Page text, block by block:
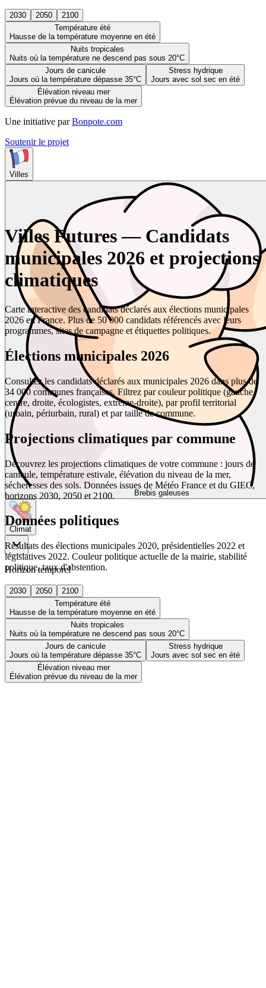
2030 2050
2100
Température été
Hausse de la température moyenne en été
Nuits tropicales
Nuits où la température ne descend pas sous 20°C
Jours de canicule
Jours où la température dépasse 35°C
Stress hydrique
Jours avec sol sec en été
Élévation niveau mer
Élévation prévue du niveau de la mer
Une initiative par Bonpote.com
Soutenir le projet
Villes
Brebis galeuses
Climat
Horizon temporel
2030 2050
2100
Température été
Hausse de la température moyenne en été
Nuits tropicales
Nuits où la température ne descend pas sous 20°C
Jours de canicule
Jours où la température dépasse 35°C
Stress hydrique
Jours avec sol sec en été
Élévation niveau mer
Élévation prévue du niveau de la mer
Villes Futures — Candidats
municipales 2026 et projections
climatiques
Carte interactive des candidats déclarés aux élections municipales
2026 en France. Plus de 50 000 candidats référencés avec leurs
programmes, sites de campagne et étiquettes politiques.
Élections municipales 2026
Consultez les candidats déclarés aux municipales 2026 dans plus de
34 000 communes françaises. Filtrez par couleur politique (gauche,
centre, droite, écologistes, extrême-droite), par profil territorial
(urbain, périurbain, rural) et par taille de commune.
Projections climatiques par commune
Découvrez les projections climatiques de votre commune : jours de
canicule, température estivale, élévation du niveau de la mer,
sécheresses des sols. Données issues de Météo France et du GIEC,
horizons 2030, 2050 et 2100.
Données politiques
Résultats des élections municipales 2020, présidentielles 2022 et
législatives 2022. Couleur politique actuelle de la mairie, stabilité
politique, taux d'abstention.